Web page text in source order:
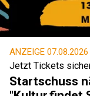
ANZEIGE 07.08.2026
Jetzt Tickets
Startschuss